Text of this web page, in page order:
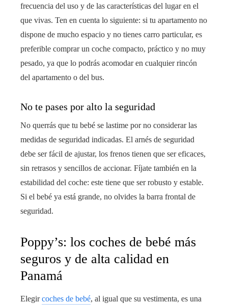
frecuencia del uso y de las características del lugar en el
que vivas. Ten en cuenta lo siguiente: si tu apartamento no
dispone de mucho espacio y no tienes carro particular, es
preferible comprar un coche compacto, práctico y no muy
pesado, ya que lo podrás acomodar en cualquier rincón
del apartamento o del bus.
No te pases por alto la seguridad
No querrás que tu bebé se lastime por no considerar las
medidas de seguridad indicadas. El arnés de seguridad
debe ser fácil de ajustar, los frenos tienen que ser eficaces,
sin retrasos y sencillos de accionar. Fíjate también en la
estabilidad del coche: este tiene que ser robusto y estable.
Si el bebé ya está grande, no olvides la barra frontal de
seguridad.
Poppy’s: los coches de bebé más
seguros y de alta calidad en
Panamá
Elegircoches de bebé, al igual que su vestimenta, es una